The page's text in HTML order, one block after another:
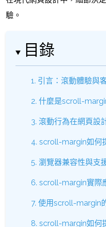
驗。
目錄
1. 引言：滾動體驗與
2. 什麼是scroll-
3. 滾動行為在網頁設
4. scroll-margin如何
5. 瀏覽器兼容性與支
6. scroll-margin實際
7. 使用scroll-margin
8. scroll-margin如何